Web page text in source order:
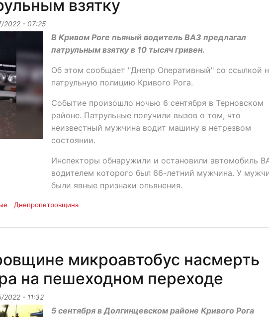
взятку
2022 - 07:25
В Кривом Роге пьяный водитель ВАЗ предлагал
патрульным взятку в 10 тысяч гривен.
Об этом сообщает "Днепр Оперативный" со ссылкой
патрульную полицию Кривого Рога.
Событие произошло ночью 6 сентября в Терновском
районе. Патрульные получили вызов о том, что
неизвестный мужчина водит машину в нетрезвом
состоянии.
Инспекторы обнаружили и остановили автомобиль
водителем которого был 66-летний мужчина. У
были явные признаки опьянения.
Днепропетровщина
микроавтобус насмерть
на пешеходном переходе
2022 - 11:32
5 сентября в Долгинцевском районе Кривого Рога